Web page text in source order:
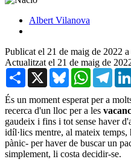
Albert Vilanova
Publicat el 21 de maig de 2022
Actualitzat el 21 de maig de
Share X BlueskyWhatsApp
És un moment esperat per a
recerca d'un lloc per a les
gaudeix i fins i tot sense haver
idíl·lics mentre, al mateix
pànic- per haver de buscar un
simplement, li costa decidir-se.